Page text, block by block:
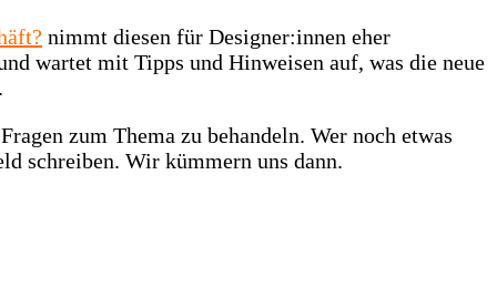
nimmt diesen für Designer:innen eher
wartet mit Tipps und Hinweisen auf, was die neue
zum Thema zu behandeln. Wer noch etwas
schreiben. Wir kümmern uns dann.